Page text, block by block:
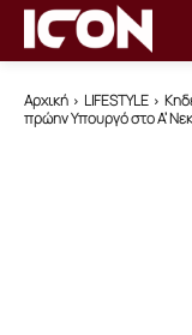
Αρχική LIFESTYLE
πρώην Υπουργό στο Α’